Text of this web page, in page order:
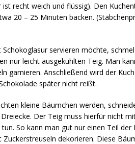
ist recht weich und flüssig). Den
20 – 25 Minuten backen.
Schokoglasur servieren möchte,
nur leicht ausgekühlten Teig. Man
garnieren. Anschließend wird der
später nicht reißt.
kleine Bäumchen werden,
Der Teig muss hierfür nicht
So kann man gut nur einen Teil
Zuckerstreuseln dekorieren. Diese